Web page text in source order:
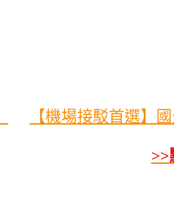
【機場接駁首選】
>>